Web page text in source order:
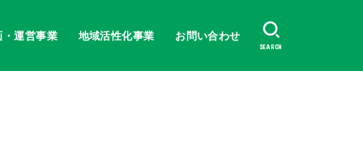
運営事業 地域活性化事業 お問い合わせ
SEARCH